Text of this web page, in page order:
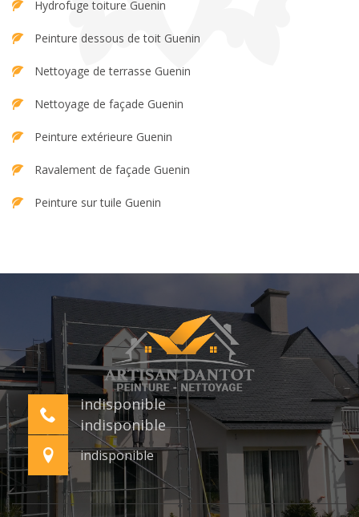
Hydrofuge toiture Guenin
Peinture dessous de toit Guenin
Nettoyage de terrasse Guenin
Nettoyage de façade Guenin
Peinture extérieure Guenin
Ravalement de façade Guenin
Peinture sur tuile Guenin
indisponible
indisponible
indisponible